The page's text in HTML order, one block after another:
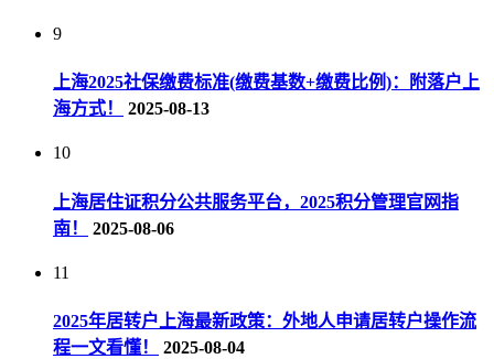
9
上海2025社保缴费标准(缴费基数+缴费比例)：附落户上
海方式！
2025-08-13
10
上海居住证积分公共服务平台，2025积分管理官网指
南！
2025-08-06
11
2025年居转户上海最新政策：外地人申请居转户操作流
程一文看懂！
2025-08-04